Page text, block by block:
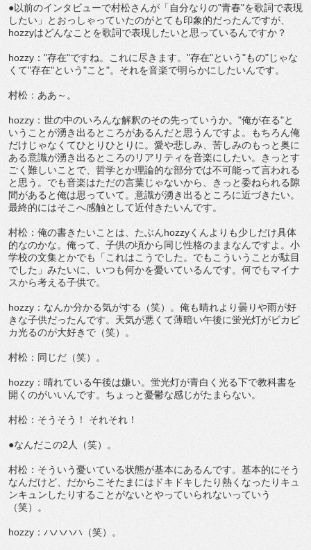
●以前のインタビューで村松さんが「自分なりの"青春"を歌詞で表現
したい」とおっしゃっていたのがとても印象的だったんですが、
hozzyはどんなことを歌詞で表現したいと思っているんですか？
hozzy："存在"ですね。これに尽きます。"存在"という"もの"じゃな
くて"存在"という"こと"。それを音楽で明らかにしたいんです。
村松：ああ～。
hozzy：世の中のいろんな解釈のその先っていうか。"俺が在る"と
いうことが湧き出るところがあるんだと思うんですよ。もちろん俺
だけじゃなくてひとりひとりに。愛や悲しみ、苦しみのもっと奥に
ある意識が湧き出るところのリアリティを音楽にしたい。きっとす
ごく難しいことで、哲学とか理論的な部分では不可能って言われる
と思う。でも音楽はただの言葉じゃないから、きっと委ねられる隙
間があると俺は思っていて。意識が湧き出るところに近づきたい。
最終的にはそこへ感触として近付きたいんです。
村松：俺の書きたいことは、たぶんhozzyくんよりも少しだけ具体
的なのかな。俺って、子供の頃から同じ性格のままなんですよ。小
学校の文集とかでも「これはこうでした。でもこういうことが駄目
でした」みたいに、いつも何かを憂いているんです。何でもマイナ
スから考える子供で。
hozzy：なんか分かる気がする（笑）。俺も晴れより曇りや雨が好
きな子供だったんです。天気が悪くて薄暗い午後に蛍光灯がビカビ
カ光るのが大好きで（笑）。
村松：同じだ（笑）。
hozzy：晴れている午後は嫌い。蛍光灯が青白く光る下で教科書を
開くのがいいんです。ちょっと憂鬱な感じがたまらない。
村松：そうそう！ それそれ！
●なんだこの2人（笑）。
村松：そういう憂いている状態が基本にあるんです。基本的にそう
なんだけど、だからこそたまにはドキドキしたり熱くなったりキュ
ンキュンしたりすることがないとやっていられないっていう
（笑）。
hozzy：ハハハハ（笑）。